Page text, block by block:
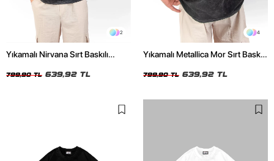
2
Yıkamalı Nirvana Sırt Baskılı
799,90 TL 639,92 TL
4
Yıkamalı Metallica Mor Sırt Baskılı
799,90 TL 639,92 TL